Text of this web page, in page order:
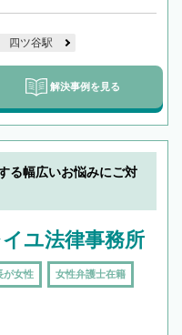
四ツ谷駅
解決事例を見る
る幅広いお悩みにご対
ユ法律事務所
が女性 女性弁護士在籍